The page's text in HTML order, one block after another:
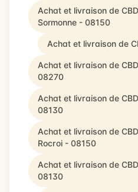
Achat et livraison de
Sormonne - 08150
Achat et livraison de
Achat et livraison de
08270
Achat et livraison de
08130
Achat et livraison de
Rocroi - 08150
Achat et livraison de
08130